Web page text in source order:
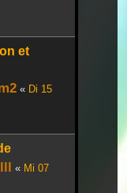
et
« Di 15
« Mi 07